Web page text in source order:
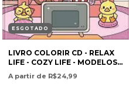
ESGOTADO
LIVRO COLORIR CD - RELAX
LIFE - COZY LIFE - MODELOS
VARIADOS- 46 FOLHAS -
TILIBRA
A partir de R$24,99